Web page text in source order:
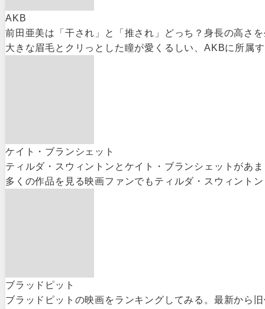
AKB
前田亜美は「干され」と「推され」どっち？身長の高さ
大きな眉毛とクリっとした瞳が愛くるしい、AKBに所属
ケイト・ブランシェット
ティルダ・スウィントンとケイト・ブランシェットがあ
多くの作品を見る映画ファンでもティルダ・スウィント
ブラッドピット
ブラッドピットの映画をランキングしてみる。最新から